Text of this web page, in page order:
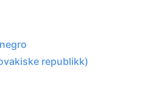
republikk)